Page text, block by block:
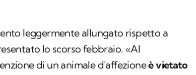
leggermente allungato rispetto a
lo scorso febbraio. «Al
di un animale d'affezioneè vietato